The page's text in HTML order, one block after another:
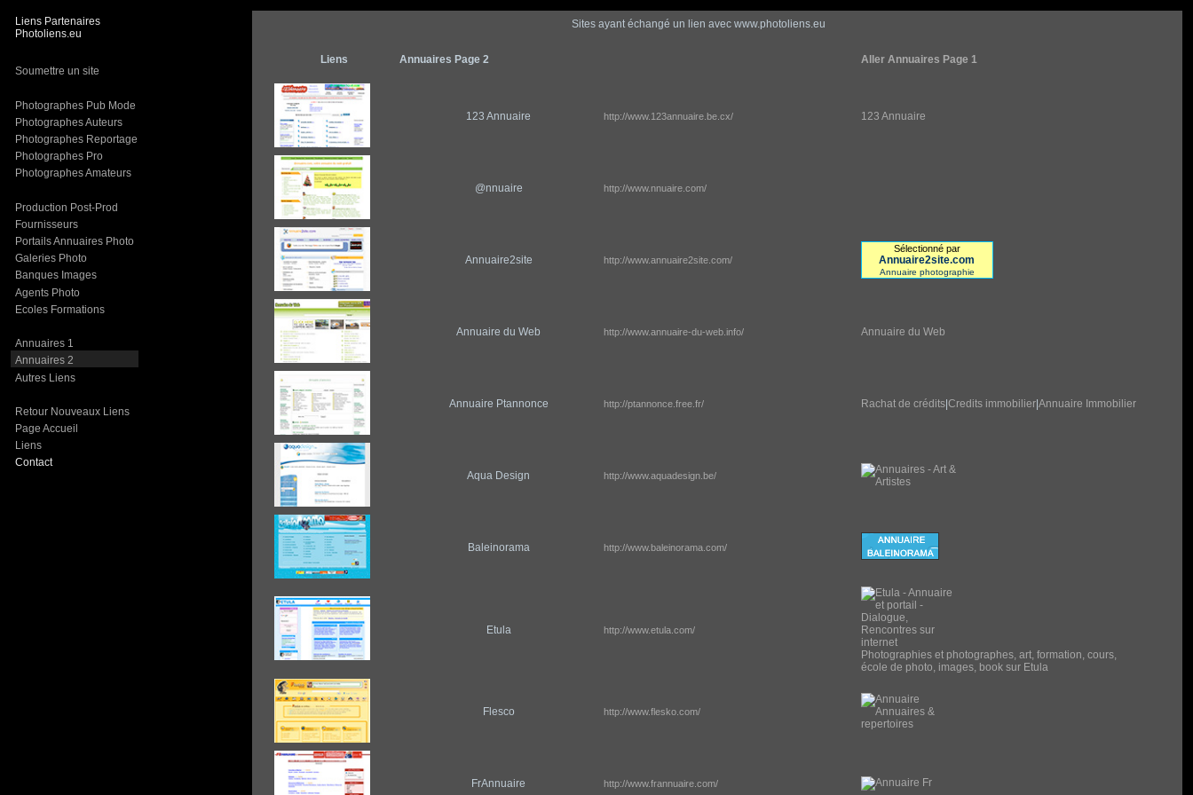
Sites ayant échangé un lien avec www.photoliens.eu
Liens Annuaires Page 2 Aller Annuaires Page 1
123 Annuaire http://www.123annuaire.be.cx/ 123 Annuaire
@nnuaire http://www.nnuaire.com/
Annuaire2site http://www.annuaire2site.com/
Sélectionné par
Annuaire2site.com
Annuaire photographie
Annuaire du Web http://www.annuaire-du-web.info/ Annuaire du Web
Annuaire Ptannonce http://ptannonce.free.fr/ Rachat de crédits| Credits immobilier| Annuaire Immobilier
Aqua Design http://www.aquadesign.be/
Baleinorama http://www.baleinorama.com/
Etula http://www.etula.com/
Photographies et photographes, art, formation, cours,
école de photo, images, book sur Etula
Flesco http://www.flesko.com/
FrAnnuaire http://www.frannuaire.com/
Liens Partenaires
Photoliens.eu
Soumettre un site
Photographes Pub Mode
Photographes Auteurs
Photographes Reportage
Photographes Pro
Photographes Amateurs
Production Post-Prod
Fournisseurs
Portails Annuaires Photo
Galeries Photo
Banques Images
Agents Photo
Ecoles Formations
Annuaires 1
Annuaires 2
Autres Liens
Retour Nouveaux Liens
Page Accueil
Liens
Contact